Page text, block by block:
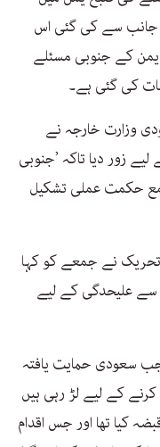
جانب سے کی گئی اس
کے جنوبی مسئلے
کی گئی ہے۔
وزارت خارجہ نے
زور دیا تاکہ ’جنوبی
حکمت عملی تشکیل
نے جمعے کو کہا
سے علیحدگی کے لیے
سعودی حمایت یافتہ
کرنے کے لیے لڑ رہی ہیں
کیا تھا اور جس اقدام